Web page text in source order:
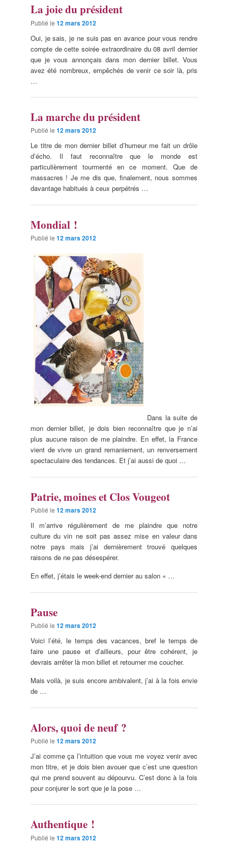
La joie du président
Publié le 12 mars 2012
Oui, je sais, je ne suis pas en avance pour vous rendre
compte de cette soirée extraordinaire du 08 avril dernier
que je vous annonçais dans mon dernier billet. Vous
avez été nombreux, empêchés de venir ce soir là, pris
…
La marche du président
Publié le 12 mars 2012
Le titre de mon dernier billet d’humeur me fait un drôle
d’écho. Il faut reconnaître que le monde est
particulièrement tourmenté en ce moment. Que de
massacres ! Je me dis que, finalement, nous sommes
davantage habitués à ceux perpétrés …
Mondial !
Publié le 12 mars 2012
Dans la suite de
mon dernier billet, je dois bien reconnaître que je n’ai
plus aucune raison de me plaindre. En effet, la France
vient de vivre un grand remaniement, un renversement
spectaculaire des tendances. Et j’ai aussi de quoi …
Patrie, moines et Clos Vougeot
Publié le 12 mars 2012
Il m’arrive régulièrement de me plaindre que notre
culture du vin ne soit pas assez mise en valeur dans
notre pays mais j’ai dernièrement trouvé quelques
raisons de ne pas désespérer.
En effet, j’étais le week-end dernier au salon « …
Pause
Publié le 12 mars 2012
Voici l’été, le temps des vacances, bref le temps de
faire une pause et d’ailleurs, pour être cohérent, je
devrais arrêter là mon billet et retourner me coucher.
Mais voilà, je suis encore ambivalent, j’ai à la fois envie
de …
Alors, quoi de neuf ?
Publié le 12 mars 2012
J’ai comme ça l’intuition que vous me voyez venir avec
mon titre, et je dois bien avouer que c’est une question
qui me prend souvent au dépourvu. C’est donc à la fois
pour conjurer le sort que je la pose …
Authentique !
Publié le 12 mars 2012